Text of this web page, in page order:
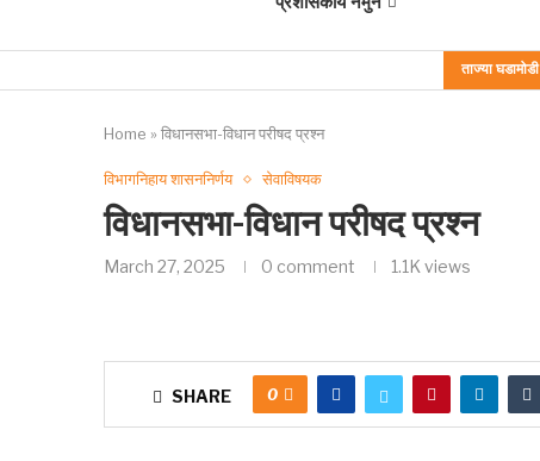
ताज्या घडामोडी
Home » विधानसभा-विधान परीषद प्रश्‍न
विभागनिहाय शासननिर्णय सेवाविषयक
विधानसभा-विधान परीषद प्रश्‍न
March 27, 2025 0 comment 1.1K views
SHARE 0